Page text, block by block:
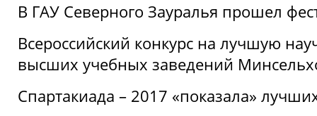
В ГАУ Северного Зауралья прошел
Всероссийский конкурс на лучшую
высших учебных заведений
Спартакиада – 2017 «показала»